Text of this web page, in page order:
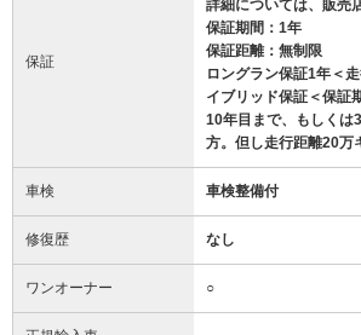
保証
詳細については、販売
保証期間：1年
保証距離：無制限
ロングラン保証1年＜
イブリッド保証＜保証
10年目まで、もしくは
方。但し走行距離20万
車検 車検整備付
修復歴 なし
ワンオーナー ○